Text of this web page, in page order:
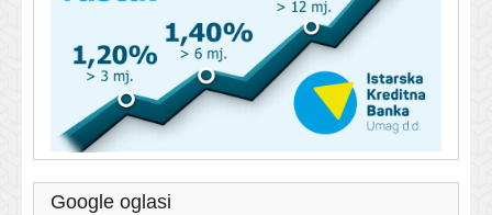
Google oglasi